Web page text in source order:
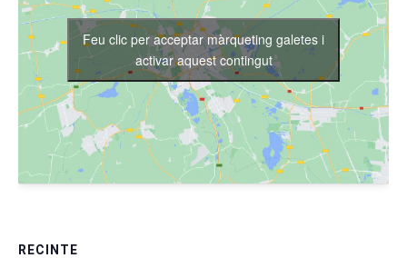
RECINTE
Feu clic per acceptar màrqueting galetes i
activar aquest contingut